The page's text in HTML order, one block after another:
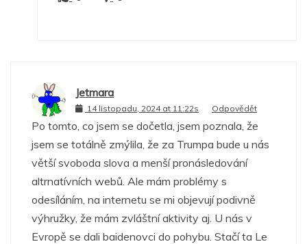
Jetmara
14 listopadu, 2024 at 11:22s Odpovědět
Po tomto, co jsem se dočetla, jsem poznala, že
jsem se totálně zmýlila, že za Trumpa bude u nás
větší svoboda slova a menší pronásledování
altrnatívních webů. Ale mám problémy s
odesíláním, na internetu se mi objevují podivně
výhružky, že mám zvláštní aktivity aj. U nás v
Evropě se dali baidenovci do pohybu. Stačí ta Le